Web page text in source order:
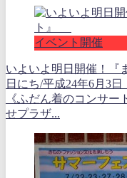
イベント開催
いよいよ明日開催！
日にち/平成24年6月3
《ふだん着のコンサ
せプラザ...